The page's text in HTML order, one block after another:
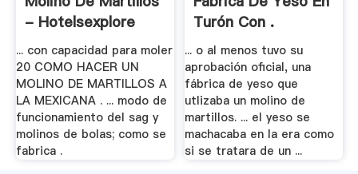
- Hotelsexplore
... con capacidad para moler
20 COMO HACER UN
MOLINO DE MARTILLOS A
LA MEXICANA . ... modo de
funcionamiento del sag y
molinos de bolas; como se
fabrica .
Turón Con .
... o al menos tuvo su
aprobación oficial, una
fábrica de yeso que
utlizaba un molino de
martillos. ... el yeso se
machacaba en la era como
si se tratara de un ...